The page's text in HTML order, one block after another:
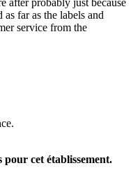
far as the labels and
service from the
pour cet établissement.